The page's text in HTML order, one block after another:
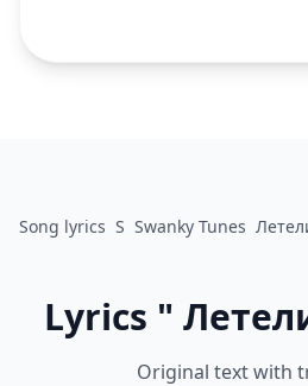
Song lyrics S Swanky Tunes
Lyrics "
Original text with